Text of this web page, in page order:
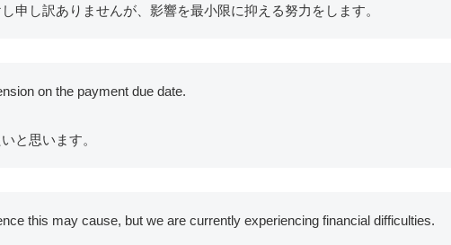
申し訳ありませんが、影響を最小限に抑える努力をします。
on the payment due date.
と思います。
this may cause, but we are currently experiencing financial difficulties.